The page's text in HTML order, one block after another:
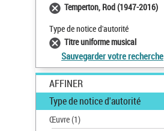
Temperton, Rod (1947-2016)
Type de notice d'autorité
Titre uniforme musical
Sauvegarder votre recherche
AFFINER
Type de notice d'autorité
Œuvre(1)